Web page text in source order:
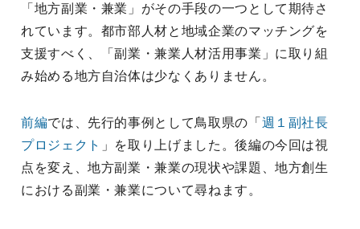
「地方副業・兼業」がその手段の一つとして期待さ
れています。都市部人材と地域企業のマッチングを
支援すべく、「副業・兼業人材活用事業」に取り組
み始める地方自治体は少なくありません。
前編では、先行的事例として鳥取県の「 週１副社長
プロジェクト 」を取り上げました。後編の今回は視
点を変え、地方副業・兼業の現状や課題、地方創生
における副業・兼業について尋ねます。